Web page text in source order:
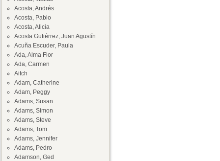
Acosta, Andrés
Acosta, Pablo
Acosta, Alicia
Acosta Gutiérrez, Juan Agustín
Acuña Escuder, Paula
Ada, Alma Flor
Ada, Carmen
Aitch
Adam, Catherine
Adam, Peggy
Adams, Susan
Adams, Simon
Adams, Steve
Adams, Tom
Adams, Jennifer
Adams, Pedro
Adamson, Ged